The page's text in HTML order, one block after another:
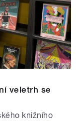
veletrh se
knižního